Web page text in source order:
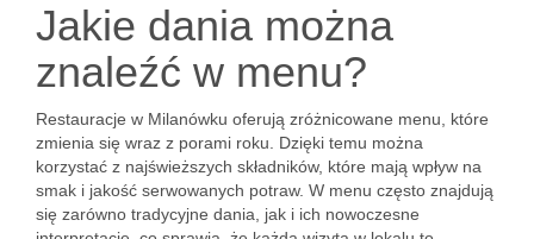
Jakie dania można
znaleźć w menu?
Restauracje w Milanówku oferują zróżnicowane menu, które
zmienia się wraz z porami roku. Dzięki temu można
korzystać z najświeższych składników, które mają wpływ na
smak i jakość serwowanych potraw. W menu często znajdują
się zarówno tradycyjne dania, jak i ich nowoczesne